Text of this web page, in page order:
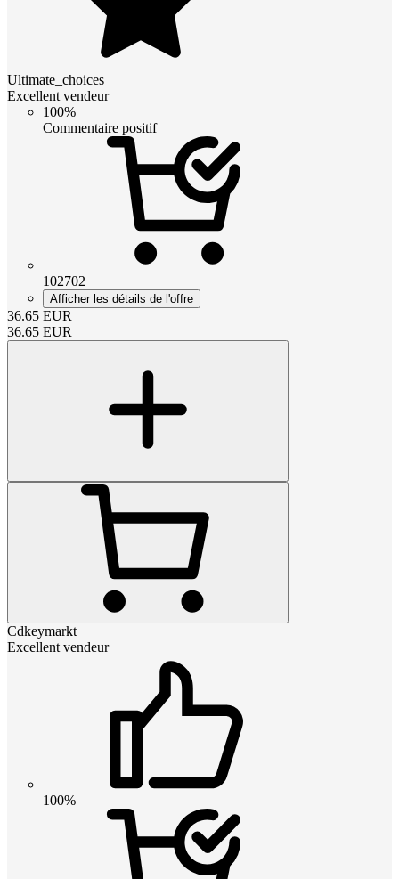
Ultimate_choices
Excellent vendeur
100%
Commentaire positif
102702
Afficher les détails de l'offre
36.65 EUR
36.65 EUR
Cdkeymarkt
Excellent vendeur
100%